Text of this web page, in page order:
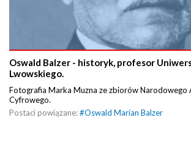
Oswald Balzer - historyk, profesor
Lwowskiego.
Fotografia Marka Muzna ze zbiorów Narodowego
Cyfrowego.
Postaci powiązane:#Oswald Marian Balzer